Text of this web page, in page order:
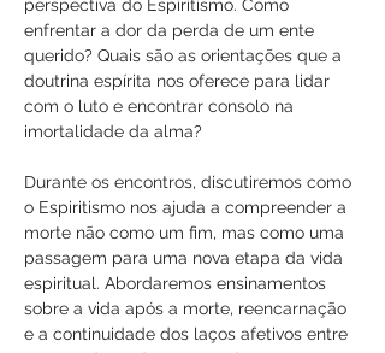
perspectiva do Espiritismo. Como
enfrentar a dor da perda de um ente
querido? Quais são as orientações que a
doutrina espírita nos oferece para lidar
com o luto e encontrar consolo na
imortalidade da alma?
Durante os encontros, discutiremos como
o Espiritismo nos ajuda a compreender a
morte não como um fim, mas como uma
passagem para uma nova etapa da vida
espiritual. Abordaremos ensinamentos
sobre a vida após a morte, reencarnação
e a continuidade dos laços afetivos entre